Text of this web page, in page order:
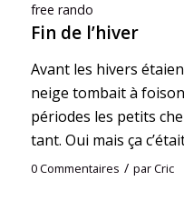
free rando
Fin de l’hiver
Avant les hivers
neige tombait à
périodes les petits
tant. Oui mais ça
0 Commentaires / parCric